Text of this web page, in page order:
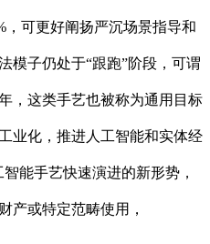
，可更好阐扬严沉场景指导和
模子仍处于“跟跑”阶段，可谓
，这类手艺也被称为通用目标
业化，推进人工智能和实体经
能手艺快速演进的新形势，
产或特定范畴使用，